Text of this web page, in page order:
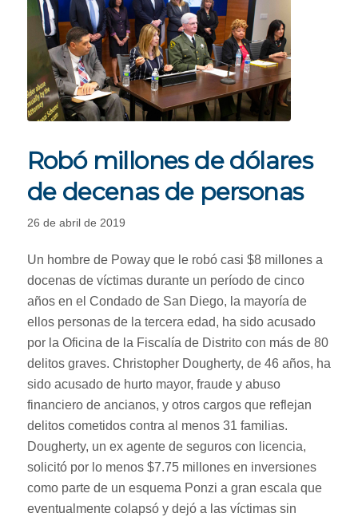
Robó millones de dólares
de decenas de personas
26 de abril de 2019
Un hombre de Poway que le robó casi $8 millones a
docenas de víctimas durante un período de cinco
años en el Condado de San Diego, la mayoría de
ellos personas de la tercera edad, ha sido acusado
por la Oficina de la Fiscalía de Distrito con más de 80
delitos graves. Christopher Dougherty, de 46 años, ha
sido acusado de hurto mayor, fraude y abuso
financiero de ancianos, y otros cargos que reflejan
delitos cometidos contra al menos 31 familias.
Dougherty, un ex agente de seguros con licencia,
solicitó por lo menos $7.75 millones en inversiones
como parte de un esquema Ponzi a gran escala que
eventualmente colapsó y dejó a las víctimas sin